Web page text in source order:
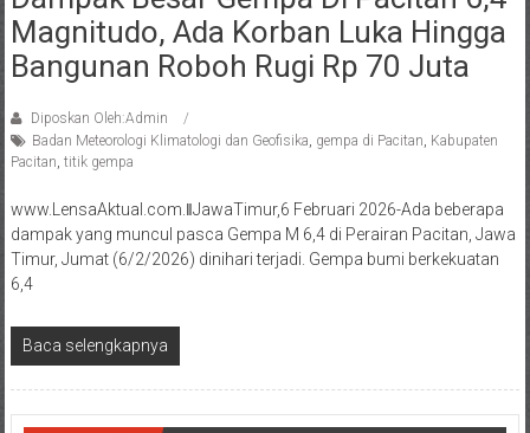
Magnitudo, Ada Korban Luka Hingga
Bangunan Roboh Rugi Rp 70 Juta
Diposkan Oleh:Admin
Badan Meteorologi Klimatologi dan Geofisika gempa di Pacitan Kabupaten
Pacitan titik gempa
www.LensaAktual.com.ǁJawaTimur,6 Februari 2026-Ada beberapa
dampak yang muncul pasca Gempa M 6,4 di Perairan Pacitan, Jawa
Timur, Jumat (6/2/2026) dinihari terjadi. Gempa bumi berkekuatan
6,4
Baca selengkapnya